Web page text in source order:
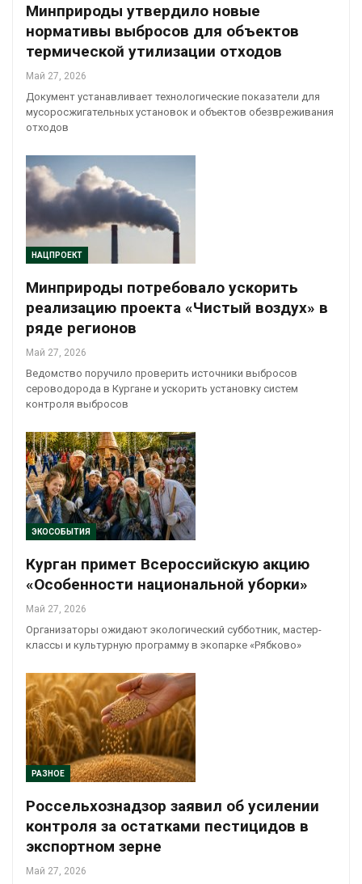
Минприроды утвердило новые
нормативы выбросов для объектов
термической утилизации отходов
Май 27, 2026
Документ устанавливает технологические показатели для
мусоросжигательных установок и объектов обезвреживания
отходов
НАЦПРОЕКТ
Минприроды потребовало ускорить
реализацию проекта «Чистый воздух» в
ряде регионов
Май 27, 2026
Ведомство поручило проверить источники выбросов
сероводорода в Кургане и ускорить установку систем
контроля выбросов
ЭКОСОБЫТИЯ
Курган примет Всероссийскую акцию
«Особенности национальной уборки»
Май 27, 2026
Организаторы ожидают экологический субботник, мастер-
классы и культурную программу в экопарке «Рябково»
РАЗНОЕ
Россельхознадзор заявил об усилении
контроля за остатками пестицидов в
экспортном зерне
Май 27, 2026